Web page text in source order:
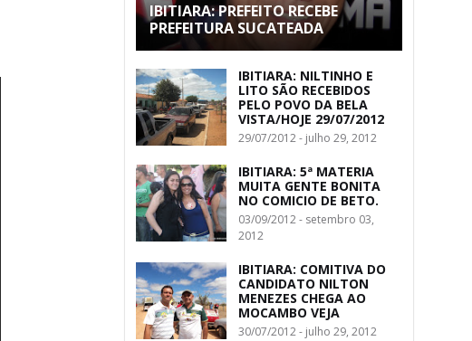
IBITIARA: PREFEITO RECEBE
PREFEITURA SUCATEADA
IBITIARA: NILTINHO E
LITO SÃO RECEBIDOS
PELO POVO DA BELA
VISTA/HOJE 29/07/2012
29/07/2012 - julho 29, 2012
IBITIARA: 5ª MATERIA
MUITA GENTE BONITA
NO COMICIO DE BETO.
03/09/2012 - setembro 03,
2012
IBITIARA: COMITIVA DO
CANDIDATO NILTON
MENEZES CHEGA AO
MOCAMBO VEJA
30/07/2012 - julho 29, 2012